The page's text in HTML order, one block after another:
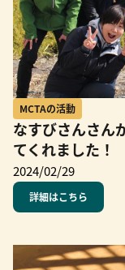
MCTAの活動
なすびさんさん
てくれました！
2024/02/29
詳細はこちら